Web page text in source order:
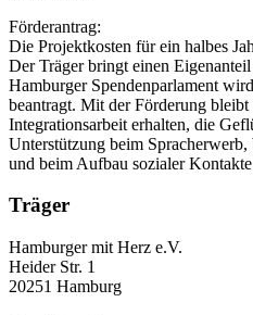
Förderantrag:
Die Projektkosten für ein halbes
Der Träger bringt einen
Hamburger Spendenparlament
beantragt. Mit der Förderung
Integrationsarbeit erhalten, die
Unterstützung beim
und beim Aufbau sozialer
Träger
Hamburger mit Herz e.V.
Heider Str. 1
20251 Hamburg